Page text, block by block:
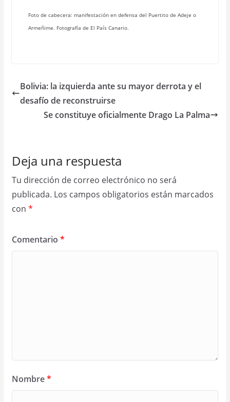
Foto de cabecera: manifestación en defensa del Puertito de Adeje o
Armeñime. Fotografía de El País Canario.
Bolivia: la izquierda ante su mayor derrota y el
desafío de reconstruirse
Se constituye oficialmente Drago La Palma
Deja una respuesta
Tu dirección de correo electrónico no será
publicada. Los campos obligatorios están marcados
con *
Comentario *
Nombre*